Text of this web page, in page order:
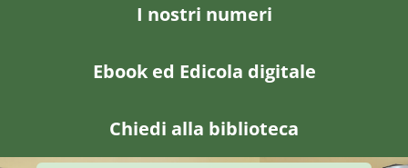
I nostri numeri
Ebook ed Edicola digitale
Chiedi alla biblioteca